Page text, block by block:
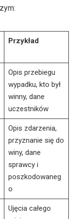
Przykład
Opis przebiegu
wypadku, kto był
winny, dane
uczestników
Opis zdarzenia,
przyznanie się do
winy, dane
sprawcy i
poszkodowaneg
o
Ujęcia całego